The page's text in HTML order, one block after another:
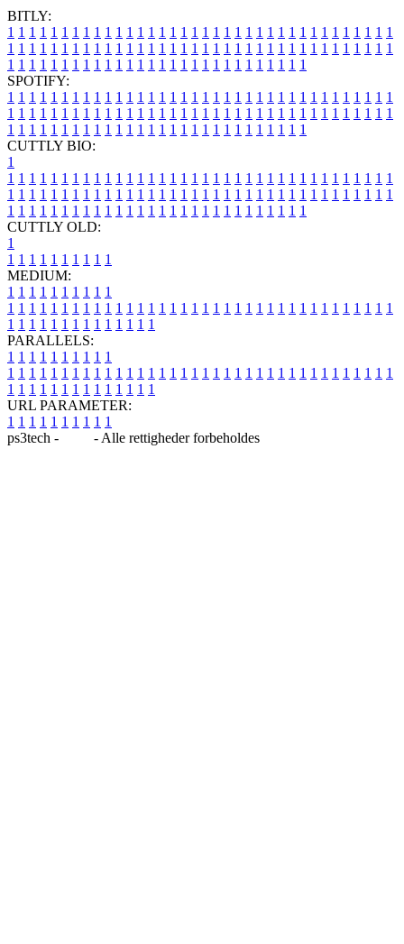
BITLY:
1 1 1 1 1 1 1 1 1 1 1 1 1 1 1 1 1 1 1 1 1 1 1 1 1 1 1 1 1 1 1 1 1 1 1 1
1 1 1 1 1 1 1 1 1 1 1 1 1 1 1 1 1 1 1 1 1 1 1 1 1 1 1 1 1 1 1 1 1 1 1 1
1 1 1 1 1 1 1 1 1 1 1 1 1 1 1 1 1 1 1 1 1 1 1 1 1 1 1 1
SPOTIFY:
1 1 1 1 1 1 1 1 1 1 1 1 1 1 1 1 1 1 1 1 1 1 1 1 1 1 1 1 1 1 1 1 1 1 1 1
1 1 1 1 1 1 1 1 1 1 1 1 1 1 1 1 1 1 1 1 1 1 1 1 1 1 1 1 1 1 1 1 1 1 1 1
1 1 1 1 1 1 1 1 1 1 1 1 1 1 1 1 1 1 1 1 1 1 1 1 1 1 1 1
CUTTLY BIO:
1
1 1 1 1 1 1 1 1 1 1 1 1 1 1 1 1 1 1 1 1 1 1 1 1 1 1 1 1 1 1 1 1 1 1 1 1
1 1 1 1 1 1 1 1 1 1 1 1 1 1 1 1 1 1 1 1 1 1 1 1 1 1 1 1 1 1 1 1 1 1 1 1
1 1 1 1 1 1 1 1 1 1 1 1 1 1 1 1 1 1 1 1 1 1 1 1 1 1 1 1
CUTTLY OLD:
1
1 1 1 1 1 1 1 1 1 1
MEDIUM:
1 1 1 1 1 1 1 1 1 1
1 1 1 1 1 1 1 1 1 1 1 1 1 1 1 1 1 1 1 1 1 1 1 1 1 1 1 1 1 1 1 1 1 1 1 1
1 1 1 1 1 1 1 1 1 1 1 1 1 1
PARALLELS:
1 1 1 1 1 1 1 1 1 1
1 1 1 1 1 1 1 1 1 1 1 1 1 1 1 1 1 1 1 1 1 1 1 1 1 1 1 1 1 1 1 1 1 1 1 1
1 1 1 1 1 1 1 1 1 1 1 1 1 1
URL PARAMETER:
1 1 1 1 1 1 1 1 1 1
ps3tech -
- Alle rettigheder forbeholdes